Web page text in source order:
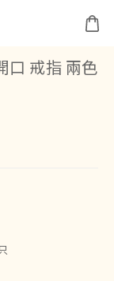
口 戒指 兩色